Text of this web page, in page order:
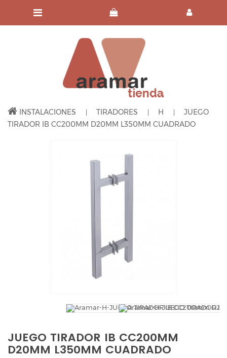
INSTALACIONES TIRADORES H
JUEGO
TIRADOR IB CC200MM D20MM L350MM CUADRADO
JUEGO TIRADOR IB CC200MM
D20MM L350MM CUADRADO